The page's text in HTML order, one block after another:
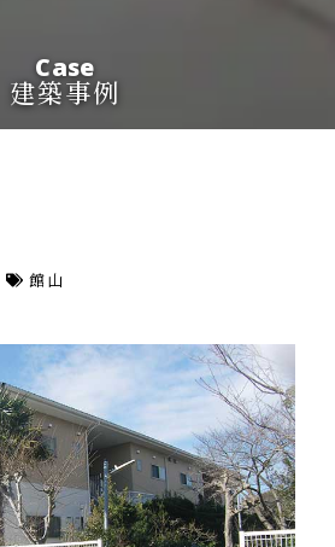
Case
建築事例
館山